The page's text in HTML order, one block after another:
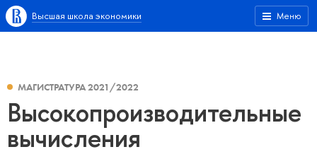
Меню
Высшая школа экономики
МАГИСТРАТУРА 2021/2022
Высокопроизводительные
вычисления